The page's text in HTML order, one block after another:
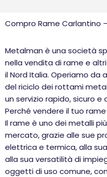
Compro Rame Carlantino
Metalman è una società
nella vendita di rame e
il Nord Italia. Operiamo da
del riciclo dei rottami
un servizio rapido, sicuro e
Perché vendere il tuo
Il rame è uno dei metalli
mercato, grazie alle sue
elettrica e termica, alla
alla sua versatilità di
oggetti di uso comune,